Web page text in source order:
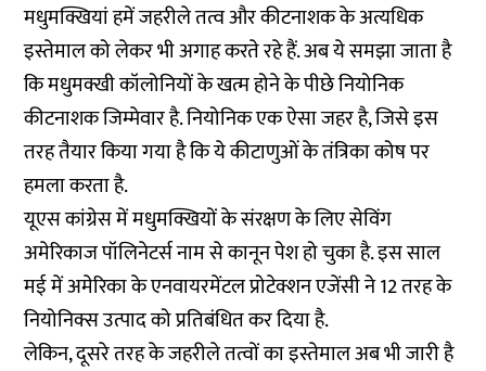
मधुमक्खियां हमें जहरीले तत्व और कीटनाशक के अत्यधिक
इस्तेमाल को लेकर भी अगाह करते रहे हैं. अब ये समझा जाता है
कि मधुमक्खी कॉलोनियों के खत्म होने के पीछे नियोनिक
कीटनाशक जिम्मेवार है. नियोनिक एक ऐसा जहर है, जिसे इस
तरह तैयार किया गया है कि ये कीटाणुओं के तंत्रिका कोष पर
हमला करता है.
यूएस कांग्रेस में मधुमक्खियों के संरक्षण के लिए सेविंग
अमेरिकाज पॉलिनेटर्स नाम से कानून पेश हो चुका है. इस साल
मई में अमेरिका के एनवायरमेंटल प्रोटेक्शन एजेंसी ने 12 तरह के
नियोनिक्स उत्पाद को प्रतिबंधित कर दिया है.
लेकिन, दूसरे तरह के जहरीले तत्वों का इस्तेमाल अब भी जारी है